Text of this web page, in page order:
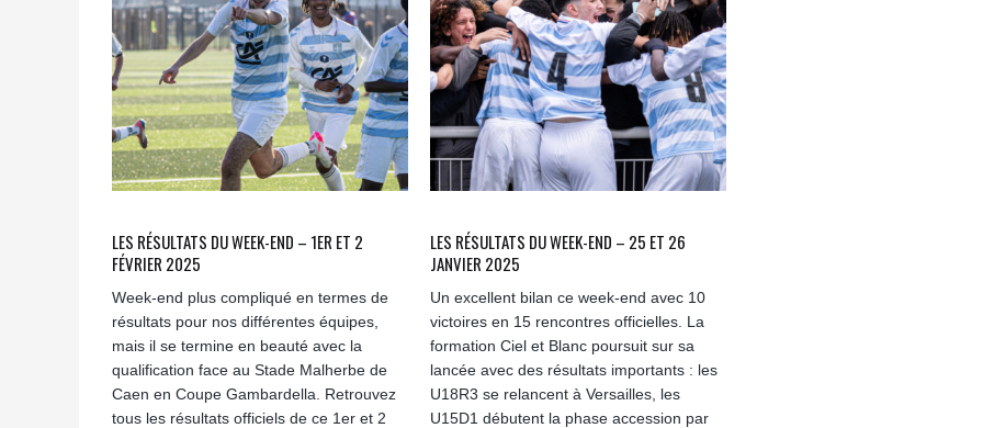
LES RÉSULTATS DU WEEK-END – 1ER ET 2
FÉVRIER 2025
Week-end plus compliqué en termes de
résultats pour nos différentes équipes,
mais il se termine en beauté avec la
qualification face au Stade Malherbe de
Caen en Coupe Gambardella. Retrouvez
tous les résultats officiels de ce 1er et 2
LES RÉSULTATS DU WEEK-END – 25 ET 26
JANVIER 2025
Un excellent bilan ce week-end avec 10
victoires en 15 rencontres officielles. La
formation Ciel et Blanc poursuit sur sa
lancée avec des résultats importants : les
U18R3 se relancent à Versailles, les
U15D1 débutent la phase accession par